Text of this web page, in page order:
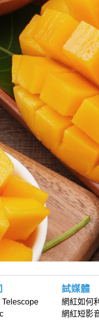
Telescope
試媒體
網紅如何
網紅短影